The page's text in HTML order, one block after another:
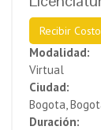
Recibir
Modalidad:
Virtual
Ciudad:
Bogota,
Duración: